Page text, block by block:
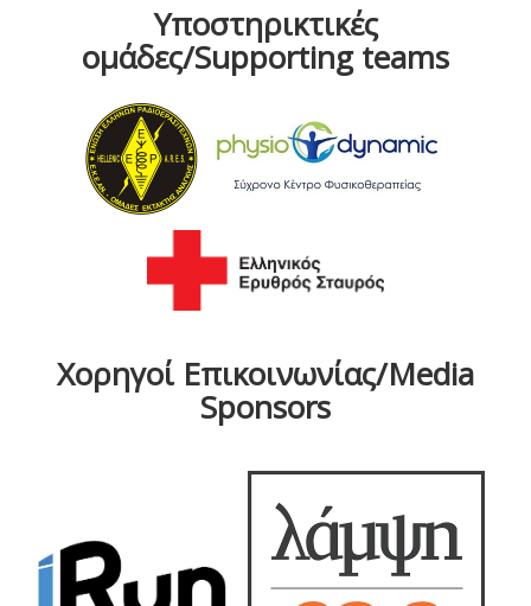
Υποστηρικτικές
ομάδες/Supporting teams
Χορηγοί Επικοινωνίας/Media
Sponsors